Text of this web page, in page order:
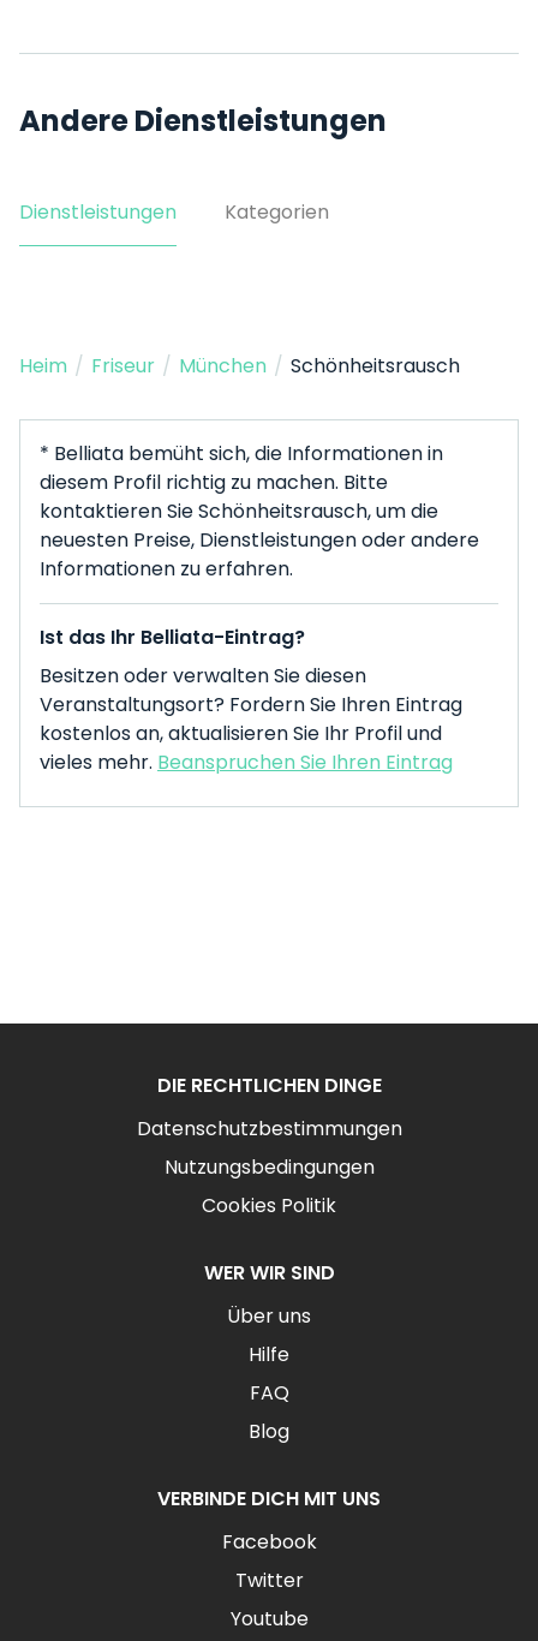
Andere Dienstleistungen
Dienstleistungen Kategorien
Heim / Friseur / München / Schönheitsrausch
* Belliata bemüht sich, die Informationen in
diesem Profil richtig zu machen. Bitte
kontaktieren Sie Schönheitsrausch, um die
neuesten Preise, Dienstleistungen oder andere
Informationen zu erfahren.
Ist das Ihr Belliata-Eintrag?
Besitzen oder verwalten Sie diesen
Veranstaltungsort? Fordern Sie Ihren Eintrag
kostenlos an, aktualisieren Sie Ihr Profil und
vieles mehr. Beanspruchen Sie Ihren Eintrag
DIE RECHTLICHEN DINGE
Datenschutzbestimmungen
Nutzungsbedingungen
Cookies Politik
WER WIR SIND
Über uns
Hilfe
FAQ
Blog
VERBINDE DICH MIT UNS
Facebook
Twitter
Youtube